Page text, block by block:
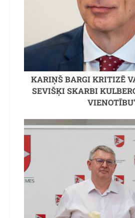
KARIŅŠ BARGI KRITIZĒ
SEVIŠĶI SKARBI